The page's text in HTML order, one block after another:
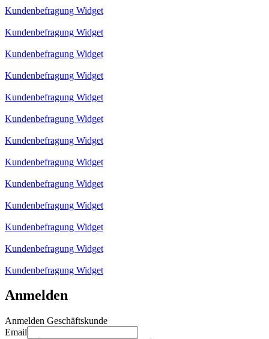
Kundenbefragung Widget
Kundenbefragung Widget
Kundenbefragung Widget
Kundenbefragung Widget
Kundenbefragung Widget
Kundenbefragung Widget
Kundenbefragung Widget
Kundenbefragung Widget
Kundenbefragung Widget
Kundenbefragung Widget
Kundenbefragung Widget
Kundenbefragung Widget
Kundenbefragung Widget
Anmelden
Anmelden Geschäftskunde
Email